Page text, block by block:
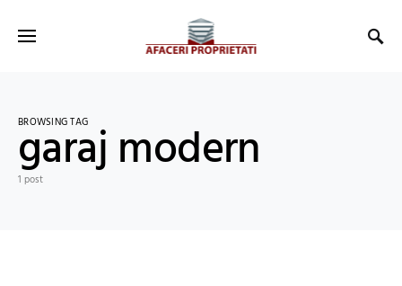
BROWSING TAG
garaj modern
1 post